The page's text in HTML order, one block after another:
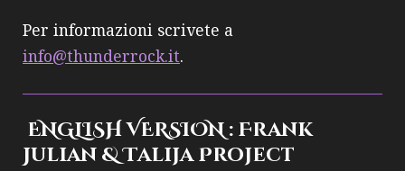
Per informazioni scrivete a
info@thunderrock.it.
ENGLISH VERSION : Frank
Julian & Talija Project